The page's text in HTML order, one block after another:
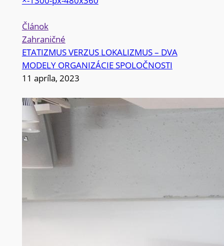
Článok
Zahraničné
ETATIZMUS VERZUS LOKALIZMUS – DVA
MODELY ORGANIZÁCIE SPOLOČNOSTI
11 apríla, 2023